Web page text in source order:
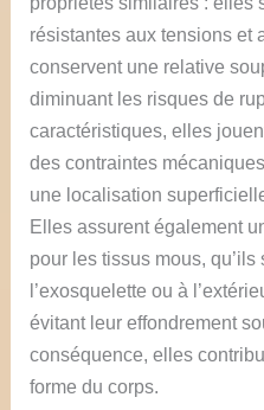
résistantes aux tensions et
conservent une relative
diminuant les risques de
caractéristiques, elles
des contraintes
une localisation
Elles assurent également
pour les tissus mous,
l’exosquelette ou à
évitant leur effondrement
conséquence, elles
forme du corps.